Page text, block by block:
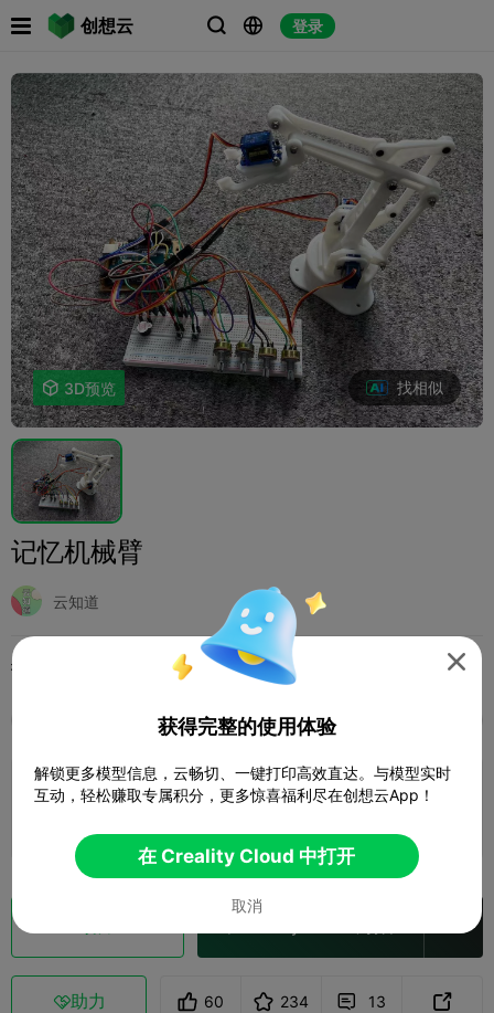
创想云   登录
 
 3D预览 找相似
记忆机械臂
云知道
打印配置 (1) 爱好与DIY 电子与遥控 
K2 Plus K2 Pro K2
0.2mm layer, 2 walls, 8 infill
助力 60 234  13 

获得完整的使用体验
解锁更多模型信息，云畅切、一键打印高效直达。与模型实时
互动，轻松赚取专属积分，更多惊喜福利尽在创想云App！
在 Creality Cloud 中打开
取消